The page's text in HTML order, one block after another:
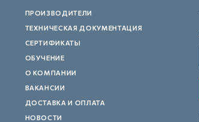
ПРОИЗВОДИТЕЛИ
ТЕХНИЧЕСКАЯ ДОКУМЕНТАЦИЯ
СЕРТИФИКАТЫ
ОБУЧЕНИЕ
О КОМПАНИИ
ВАКАНСИИ
ДОСТАВКА И ОПЛАТА
НОВОСТИ